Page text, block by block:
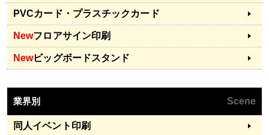
PVCカード・プラスチックカード
Newフロアサイン印刷
Newビッグボードスタンド
業界別 Scene
同人イベント印刷